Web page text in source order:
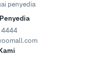
penyedia
4444